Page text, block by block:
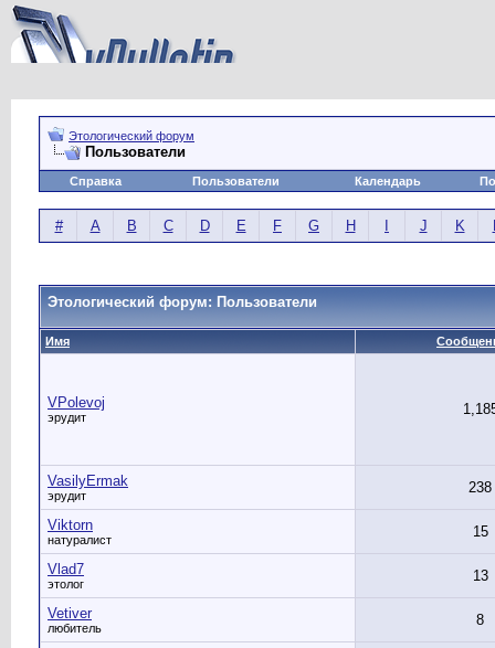
Этологический форум
Пользователи
Справка Пользователи Календарь
# A B C D E F G H J K
Этологический форум: Пользователи
Имя
VPolevoj
эрудит
VasilyErmak
эрудит 238
Viktorn
натуралист 15
Vlad7
этолог 13
Vetiver
любитель 8